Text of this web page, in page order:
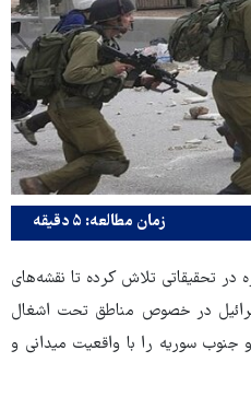
زمان مطالعه: ۵ دقیقه
در تحقیقاتی تلاش کرده تا نقشه‌های
در خصوص مناطق تحت اشغال
جنوب سوریه را با واقعیت میدانی و